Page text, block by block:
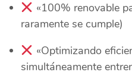
«100% renovable
raramente se cumple)
«Optimizando
simultáneamente